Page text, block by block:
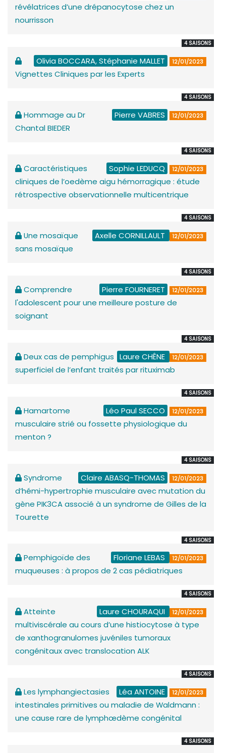
révélatrices d’une drépanocytose chez un
nourrisson
4 SAISONS
Olivia BOCCARA, Stéphanie MALLET 12/01/2023
Vignettes Cliniques par les Experts
4 SAISONS
Pierre VABRES 12/01/2023
Hommage au Dr
Chantal BIEDER
4 SAISONS
Sophie LEDUCQ 12/01/2023
Caractéristiques
cliniques de l’oedème aigu hémorragique : étude
rétrospective observationnelle multicentrique
4 SAISONS
Axelle CORNILLAULT 12/01/2023
Une mosaïque
sans mosaïque
4 SAISONS
Pierre FOURNERET 12/01/2023
Comprendre
l'adolescent pour une meilleure posture de
soignant
4 SAISONS
Laure CHÊNE 12/01/2023
Deux cas de pemphigus
superficiel de l’enfant traités par rituximab
4 SAISONS
Léo Paul SECCO 12/01/2023
Hamartome
musculaire strié ou fossette physiologique du
menton ?
4 SAISONS
Claire ABASQ-THOMAS 12/01/2023
Syndrome
d’hémi-hypertrophie musculaire avec mutation du
gène PIK3CA associé à un syndrome de Gilles de la
Tourette
4 SAISONS
Floriane LEBAS 12/01/2023
Pemphigoïde des
muqueuses : à propos de 2 cas pédiatriques
4 SAISONS
Laure CHOURAQUI 12/01/2023
Atteinte
multiviscérale au cours d’une histiocytose à type
de xanthogranulomes juvéniles tumoraux
congénitaux avec translocation ALK
4 SAISONS
Léa ANTOINE 12/01/2023
Les lymphangiectasies
intestinales primitives ou maladie de Waldmann :
une cause rare de lymphœdème congénital
4 SAISONS